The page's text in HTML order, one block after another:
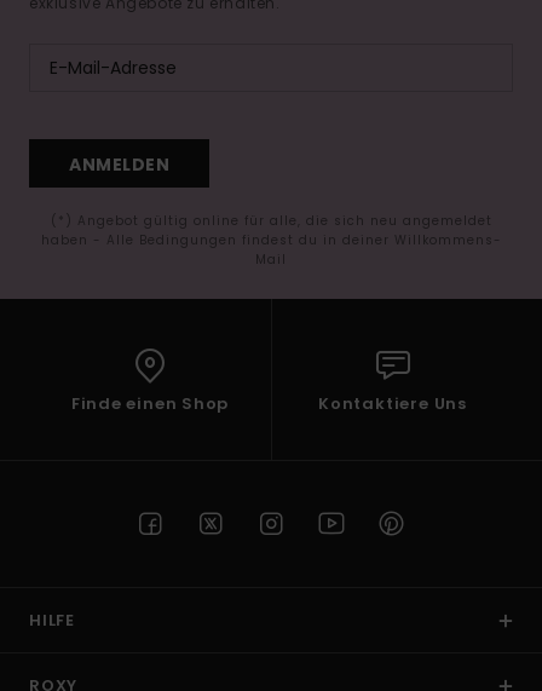
ANMELDEN
(*) Angebot gültig online für alle, die sich neu angemeldet
haben - Alle Bedingungen findest du in deiner Willkommens-
Mail
Finde einen Shop Kontaktiere Uns
HILFE
ROXY